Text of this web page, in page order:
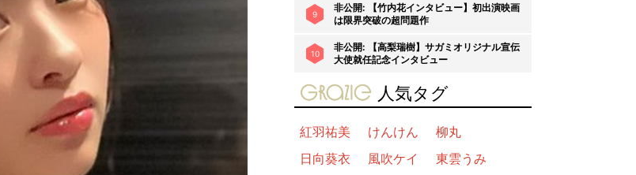
9
非公開: 【竹内花インタビュー】初出演映画
は限界突破の超問題作
10
非公開: 【高梨瑞樹】サガミオリジナル宣伝
大使就任記念インタビュー
gravure-grazie
人気タグ
紅羽祐美 けんけん
柳丸
日向葵衣
風吹ケイ 東雲うみ